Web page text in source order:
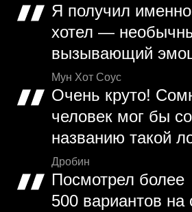
Я получил
хотел —
вызывающий
Мун Хот Соус
Очень круто!
человек мог бы
названию такой
Дробин
Посмотрел более
500 вариантов на